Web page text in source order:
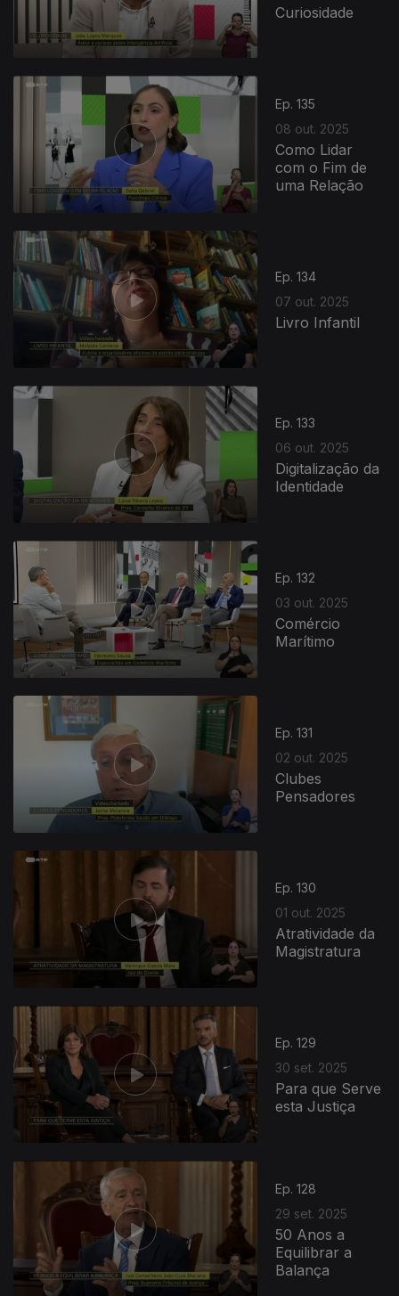
Curiosidade
Ep. 135
08 out. 2025
Como Lidar
com o Fim de
uma Relação
Ep. 134
07 out. 2025
Livro Infantil
Ep. 133
06 out. 2025
Digitalização da
Identidade
Ep. 132
03 out. 2025
Comércio
Marítimo
Ep. 131
02 out. 2025
Clubes
Pensadores
Ep. 130
01 out. 2025
Atratividade da
Magistratura
Ep. 129
30 set. 2025
Para que Serve
esta Justiça
Ep. 128
29 set. 2025
50 Anos a
Equilibrar a
Balança